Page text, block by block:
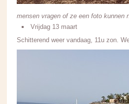
mensen vragen of ze een foto kunnen
Vrijdag 13 maart
Schitterend weer vandaag, 11u zon.